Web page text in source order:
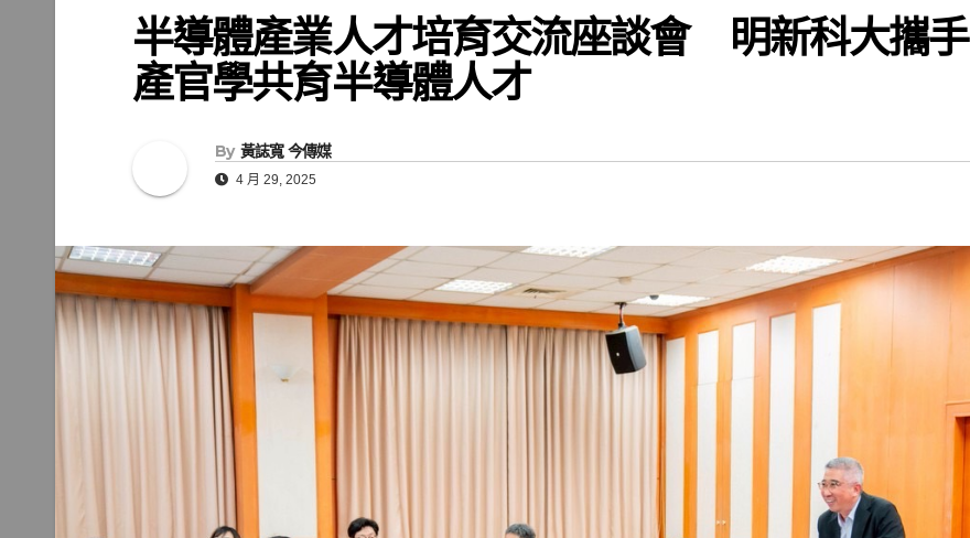
半導體產業人才培育交流座談會 明新科大攜手
產官學共育半導體人才
By 黃誌寬 今傳媒
4 月 29, 2025